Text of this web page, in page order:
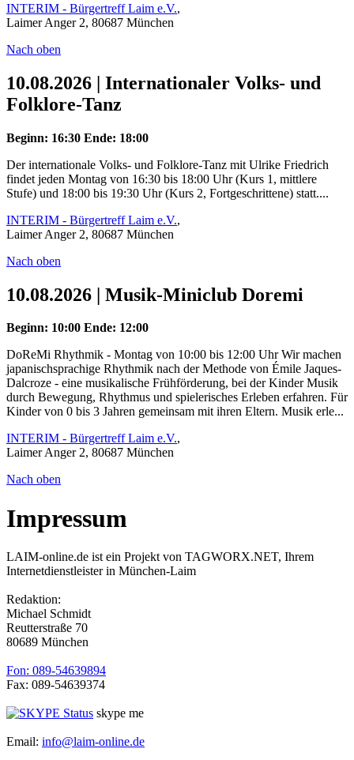
INTERIM - Bürgertreff Laim e.V.,
Laimer Anger 2, 80687 München
Nach oben
10.08.2026 | Internationaler Volks- und
Folklore-Tanz
Beginn: 16:30 Ende: 18:00
Der internationale Volks- und Folklore-Tanz mit Ulrike Friedrich
findet jeden Montag von 16:30 bis 18:00 Uhr (Kurs 1, mittlere
Stufe) und 18:00 bis 19:30 Uhr (Kurs 2, Fortgeschrittene) statt....
INTERIM - Bürgertreff Laim e.V.,
Laimer Anger 2, 80687 München
Nach oben
10.08.2026 | Musik-Miniclub Doremi
Beginn: 10:00 Ende: 12:00
DoReMi Rhythmik - Montag von 10:00 bis 12:00 Uhr Wir machen
japanischsprachige Rhythmik nach der Methode von Émile Jaques-
Dalcroze - eine musikalische Frühförderung, bei der Kinder Musik
durch Bewegung, Rhythmus und spielerisches Erleben erfahren. Für
Kinder von 0 bis 3 Jahren gemeinsam mit ihren Eltern. Musik erle...
INTERIM - Bürgertreff Laim e.V.,
Laimer Anger 2, 80687 München
Nach oben
Impressum
LAIM-online.de ist ein Projekt von TAGWORX.NET, Ihrem
Internetdienstleister in München-Laim
Redaktion:
Michael Schmidt
Reutterstraße 70
80689 München
Fon: 089-54639894
Fax: 089-54639374
skype me
Email: info@laim-online.de